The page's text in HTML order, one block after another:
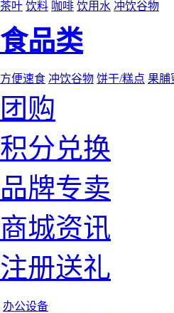
茶叶 饮料 咖啡 饮用水 冲饮谷物
食品类
方便速食 冲饮谷物 饼干/糕点 果脯
团购
积分兑换
品牌专卖
商城资讯
注册送礼
办公设备